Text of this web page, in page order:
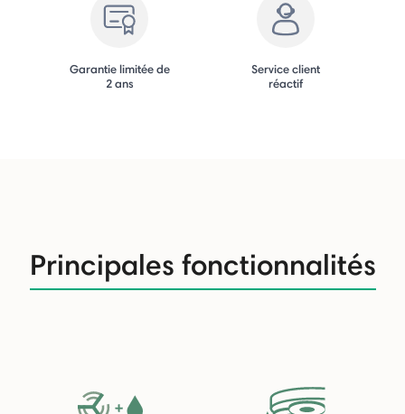
Garantie limitée de
2 ans
Service client
réactif
Principales fonctionnalités